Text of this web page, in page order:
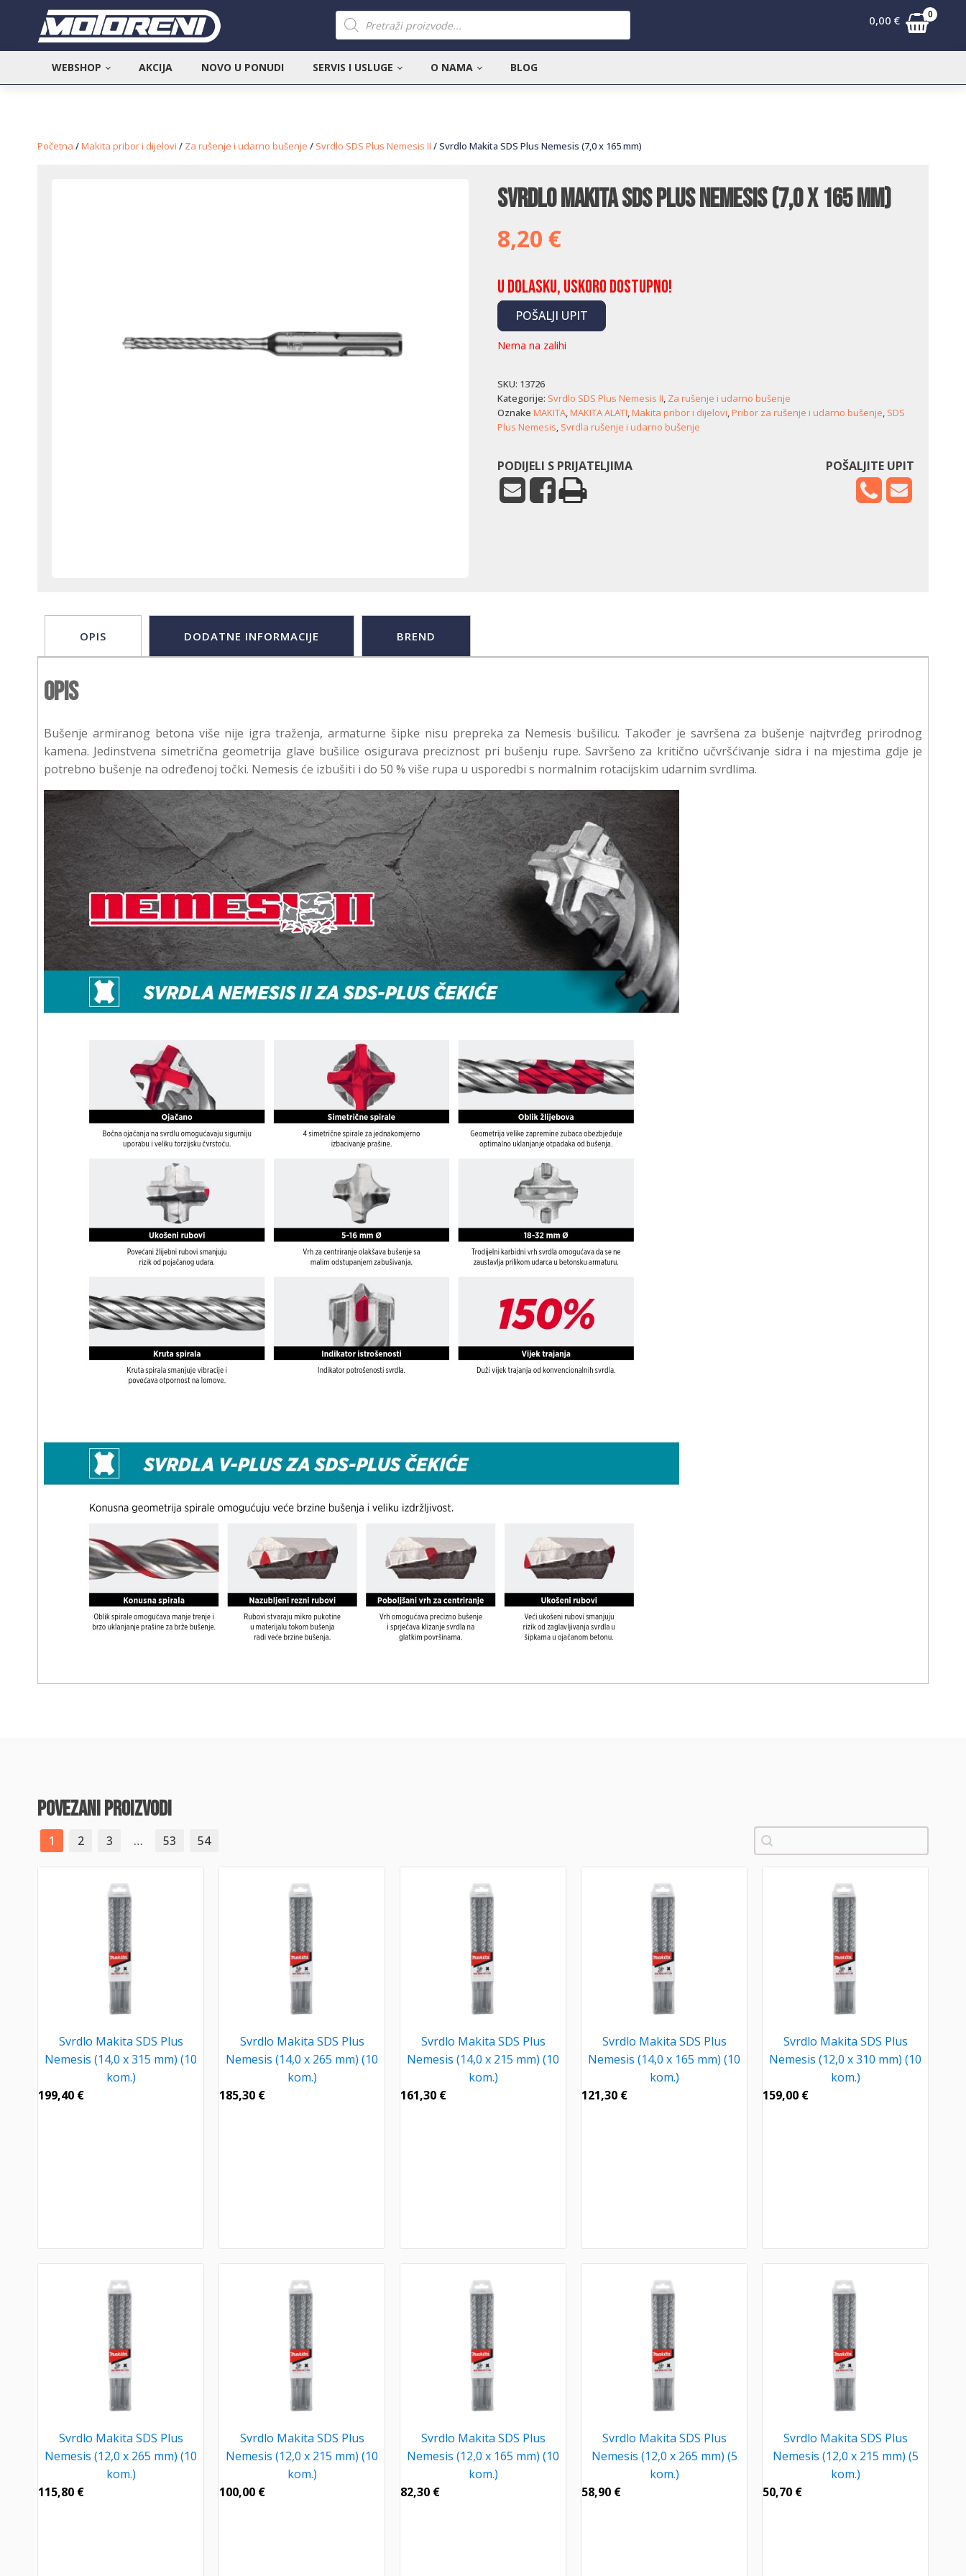
Products
search
0,00 € 0
WEBSHOP AKCIJA NOVO U PONUDI SERVIS I USLUGE O NAMA BLOG
Početna /Makita pribor i dijelovi / Za rušenje i udarno bušenje / Svrdlo SDS Plus Nemesis II / Svrdlo Makita SDS Plus Nemesis (7,0 x 165 mm)
Svrdlo Makita SDS Plus Nemesis (7,0 x 165 mm)
8,20 €
U dolasku, uskoro dostupno!
POŠALJI UPIT
Nema na zalihi
SKU: 13726
Kategorije: Svrdlo SDS Plus Nemesis II, Za rušenje i udarno bušenje
Oznake MAKITA,MAKITA ALATI,Makita pribor i dijelovi,Pribor za rušenje i udarno bušenje, SDS
Plus Nemesis, Svrdla rušenje i udarno bušenje
PODIJELI S PRIJATELJIMA POŠALJITE UPIT
OPIS DODATNE INFORMACIJE BREND
Opis
Bušenje armiranog betona više nije igra traženja, armaturne šipke nisu prepreka za Nemesis bušilicu. Također je savršena za bušenje najtvrđeg prirodnog
kamena. Jedinstvena simetrična geometrija glave bušilice osigurava preciznost pri bušenju rupe. Savršeno za kritično učvršćivanje sidra i na mjestima gdje je
potrebno bušenje na određenoj točki. Nemesis će izbušiti i do 50 % više rupa u usporedbi s normalnim rotacijskim udarnim svrdlima.
povezani proizvodi
1 2 3 … 53 54 Pretraži
Svrdlo Makita SDS Plus
Nemesis (14,0 x 315 mm) (10
kom.)
199,40 €
Svrdlo Makita SDS Plus
Nemesis (14,0 x 265 mm) (10
kom.)
185,30 €
Svrdlo Makita SDS Plus
Nemesis (14,0 x 215 mm) (10
kom.)
161,30 €
Svrdlo Makita SDS Plus
Nemesis (14,0 x 165 mm) (10
kom.)
121,30 €
Svrdlo Makita SDS Plus
Nemesis (12,0 x 310 mm) (10
kom.)
159,00 €
Svrdlo Makita SDS Plus
Nemesis (12,0 x 265 mm) (10
kom.)
115,80 €
Svrdlo Makita SDS Plus
Nemesis (12,0 x 215 mm) (10
kom.)
100,00 €
Svrdlo Makita SDS Plus
Nemesis (12,0 x 165 mm) (10
kom.)
82,30 €
Svrdlo Makita SDS Plus
Nemesis (12,0 x 265 mm) (5
kom.)
58,90 €
Svrdlo Makita SDS Plus
Nemesis (12,0 x 215 mm) (5
kom.)
50,70 €